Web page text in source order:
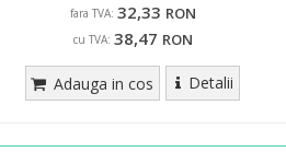
fara TVA: 32,33 RON
cu TVA: 38,47 RON
Adauga in cos Detalii